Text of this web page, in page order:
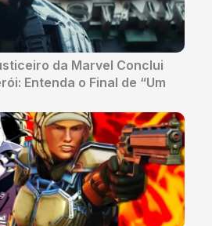
da Marvel Conclui
Entenda o Final de “Um